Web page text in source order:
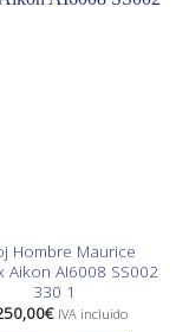
Hombre Maurice
Aikon AI6008 SS002
330 1
€ IVA incluido